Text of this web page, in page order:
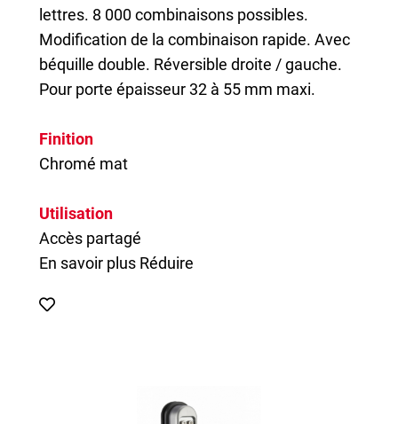
lettres. 8 000 combinaisons possibles.
Modification de la combinaison rapide. Avec
béquille double. Réversible droite / gauche.
Pour porte épaisseur 32 à 55 mm maxi.
Finition
Chromé mat
Utilisation
Accès partagé
En savoir plus Réduire